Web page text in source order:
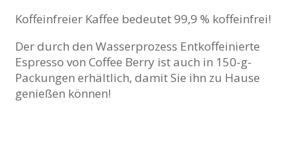
Koffeinfreier Kaffee bedeutet 99,9 % koffeinfrei!
Der durch den Wasserprozess Entkoffeinierte
Espresso von Coffee Berry ist auch in 150-g-
Packungen erhältlich, damit Sie ihn zu Hause
genießen können!